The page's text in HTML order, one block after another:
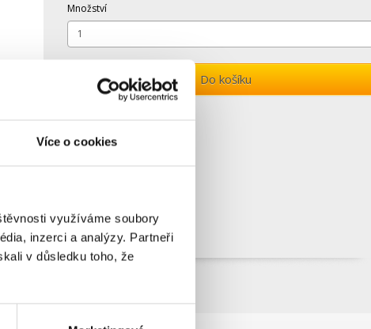
Více o cookies
využíváme soubory
inzerci a analýzy. Partneři
v důsledku toho, že
Množství
Do košíku